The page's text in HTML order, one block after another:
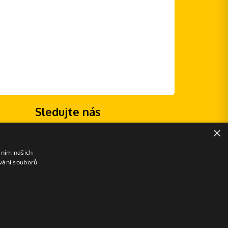
Sledujte nás
×
našich
souborů